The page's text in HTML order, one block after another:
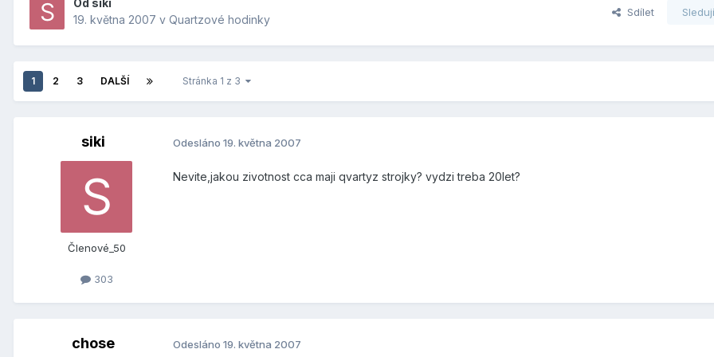
Od siki
19. května 2007 v Quartzové hodinky
Sdílet
1 2 3 DALŠÍ Stránka 1 z 3
siki
Členové_50
303
Odesláno 19. května 2007
Nevite,jakou zivotnost cca maji qvartyz strojky? vydzi treba 20let?
chose Odesláno 19. května 2007